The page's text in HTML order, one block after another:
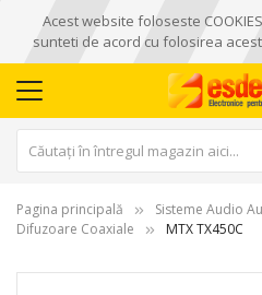
Acest website foloseste
sunteti de acord cu folosirea
Pagina principală Sisteme Audio
Difuzoare Coaxiale
MTX TX450C